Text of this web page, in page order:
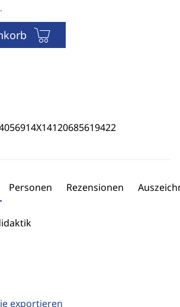
exportieren
Personen Rezensionen